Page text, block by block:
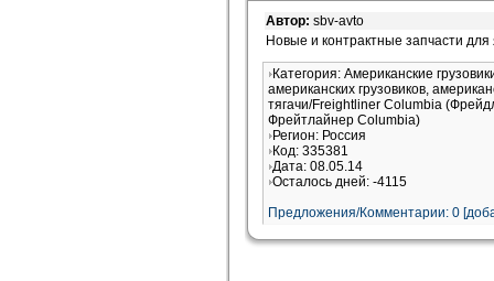
Автор: sbv-avto
Новые и контрактные запчасти для
Категория: Американские
американских грузовиков,
тягачи/Freightliner Columbia
Фрейтлайнер Columbia)
Регион: Россия
Код: 335381
Дата: 08.05.14
Осталось дней: -4115
Предложения/Комментарии: 0